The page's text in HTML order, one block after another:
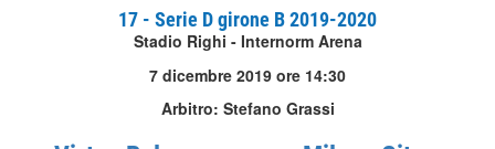
17 - Serie D girone B 2019-2020
Stadio Righi - Internorm Arena
7 dicembre 2019 ore 14:30
Arbitro: Stefano Grassi